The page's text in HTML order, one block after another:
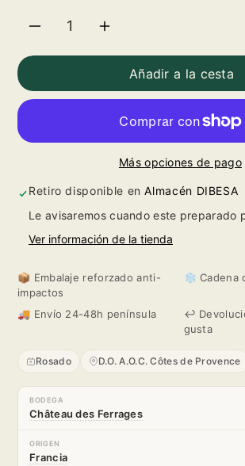
Roumery
des
Ferrages
Rose
2023
cantidad
para
Roumery
Cháteau
des
Ferrages
Rose
2023
Añadir a la cesta
Más opciones de pago
Retiro disponible enAlmacén DIBESA
Le avisaremos cuando este preparado
Ver información de la tienda
📦 Embalaje reforzado anti-
impactos
❄️ Cadena
🚚 Envío 24-48h península
↩️
gusta
Rosado D.O. A.O.C. Côtes de Provence
BODEGA
Château des Ferrages
ORIGEN
Francia